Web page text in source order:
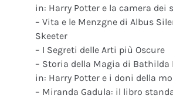
in: Harry Potter e la camera dei
– Vita e le Menzgne di Albus
Skeeter
– I Segreti delle Arti più Oscure
– Storia della Magia di Bathilda
in: Harry Potter e i doni della
– Miranda Gadula: il libro